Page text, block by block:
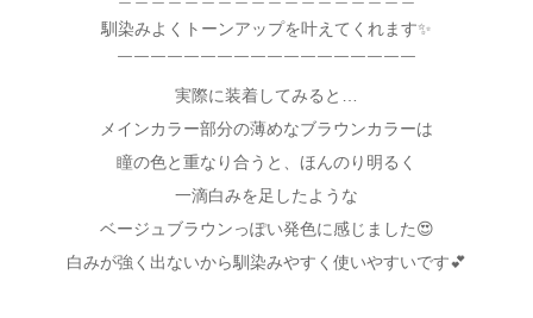
馴染みよくトーンアップを叶えてくれます✨
￣￣￣￣￣￣￣￣￣￣￣￣￣￣￣￣￣￣
実際に装着してみると…
メインカラー部分の薄めなブラウンカラーは
瞳の色と重なり合うと、ほんのり明るく
一滴白みを足したような
ベージュブラウンっぽい発色に感じました😍
白みが強く出ないから馴染みやすく使いやすいです💕